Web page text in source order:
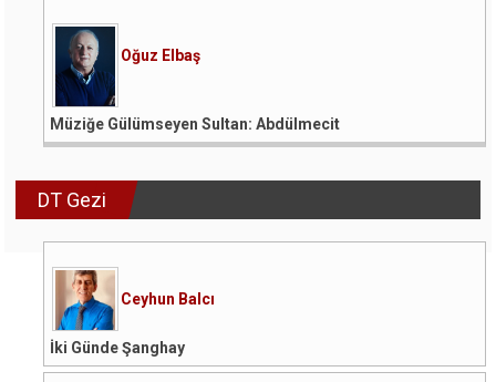
Oğuz Elbaş
Müziğe Gülümseyen Sultan: Abdülmecit
DT Gezi
Ceyhun Balcı
İki Günde Şanghay